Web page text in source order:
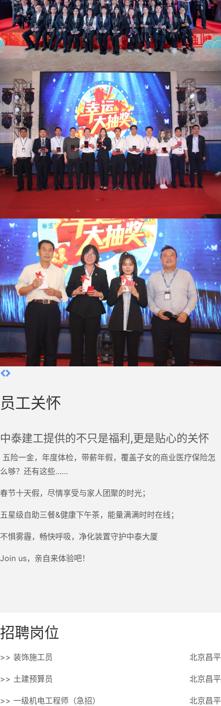
员工关怀
中泰建工提供的不只是福利,更是贴心的关怀
五险一金，年度体检，带薪年假，覆盖子女的商业医疗保险怎
么够？还有这些……
春节十天假，尽情享受与家人团聚的时光；
五星级自助三餐&健康下午茶，能量满满时时在线；
不惧雾霾，畅快呼吸，净化装置守护中泰大厦
Join us，亲自来体验吧！
招聘岗位
>> 装饰施工员 北京昌平
>> 土建预算员 北京昌平
>> 一级机电工程师（急招） 北京昌平